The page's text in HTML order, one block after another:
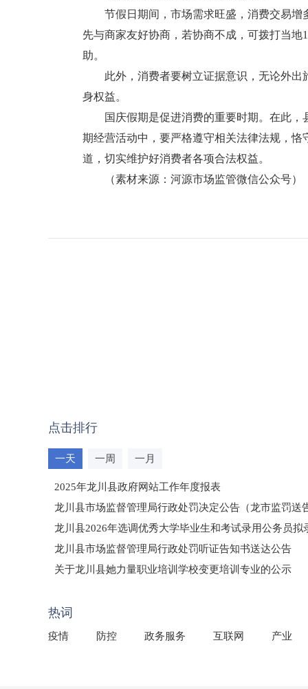
节假日期间，市场需求旺盛，消费交易增
先与商家友好协商，若协商不成，可拨打当地
助。
此外，消费者要树立证据意识，无论外出
身权益。
国庆假期是促进消费的重要时期。在此，
期经营活动中，要严格遵守相关法律法规，
道，切实维护好消费者各项合法权益。
（素材来源：河源市场监管微信公众号）
点击排行
一天 一周 一月
2025年龙川县政府网站工作年度报表
龙川县市场监督管理局行政处罚决定公告（龙市监罚送
龙川县2026年选调优秀大学毕业生和考试录用公务员拟
龙川县市场监督管理局行政处罚听证告知书送达公告
（龙市监罚送告〔2026〕71号）
关于龙川县她力量职业培训学校变更培训专业的公示
热词
疫情 防控 政务服务 互联网 产业